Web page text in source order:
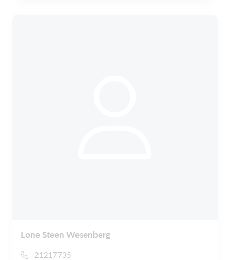
Lone Steen Wesenberg
21217735